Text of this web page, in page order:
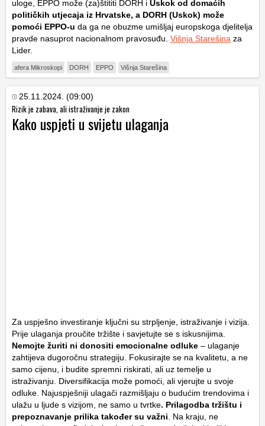
uloge, EPPO može (za)štititi DORH i Uskok od domaćih
političkih utjecaja iz Hrvatske, a DORH (Uskok) može
pomoći EPPO-u da ga ne obuzme umišljaj europskoga djelitelja
pravde nasuprot nacionalnom pravosuđu. Višnja Starešina za
Lider.
afera Mikroskopi DORH EPPO Višnja Starešina
25.11.2024. (09:00)
Rizik je zabava, ali istraživanje je zakon
Kako uspjeti u svijetu ulaganja
Za uspješno investiranje ključni su strpljenje, istraživanje i vizija.
Prije ulaganja proučite tržište i savjetujte se s iskusnijima.
Nemojte žuriti ni donositi emocionalne odluke – ulaganje
zahtijeva dugoročnu strategiju. Fokusirajte se na kvalitetu, a ne
samo cijenu, i budite spremni riskirati, ali uz temelje u
istraživanju. Diversifikacija može pomoći, ali vjerujte u svoje
odluke. Najuspješniji ulagači razmišljaju o budućim trendovima i
ulažu u ljude s vizijom, ne samo u tvrtke. Prilagodba tržištu i
prepoznavanje prilika također su važni. Na kraju, ne